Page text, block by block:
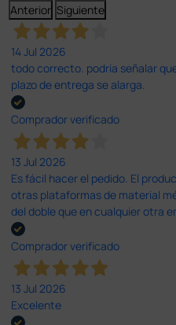
Anterior Siguiente
14 Jul 2026
todo correcto. podria señalar
plazo de entrega se alarga.
Comprador verificado
13 Jul 2026
Es fácil hacer el pedido. El
otras plataformas de material
del doble que en cualquier otra
Comprador verificado
13 Jul 2026
Excelente